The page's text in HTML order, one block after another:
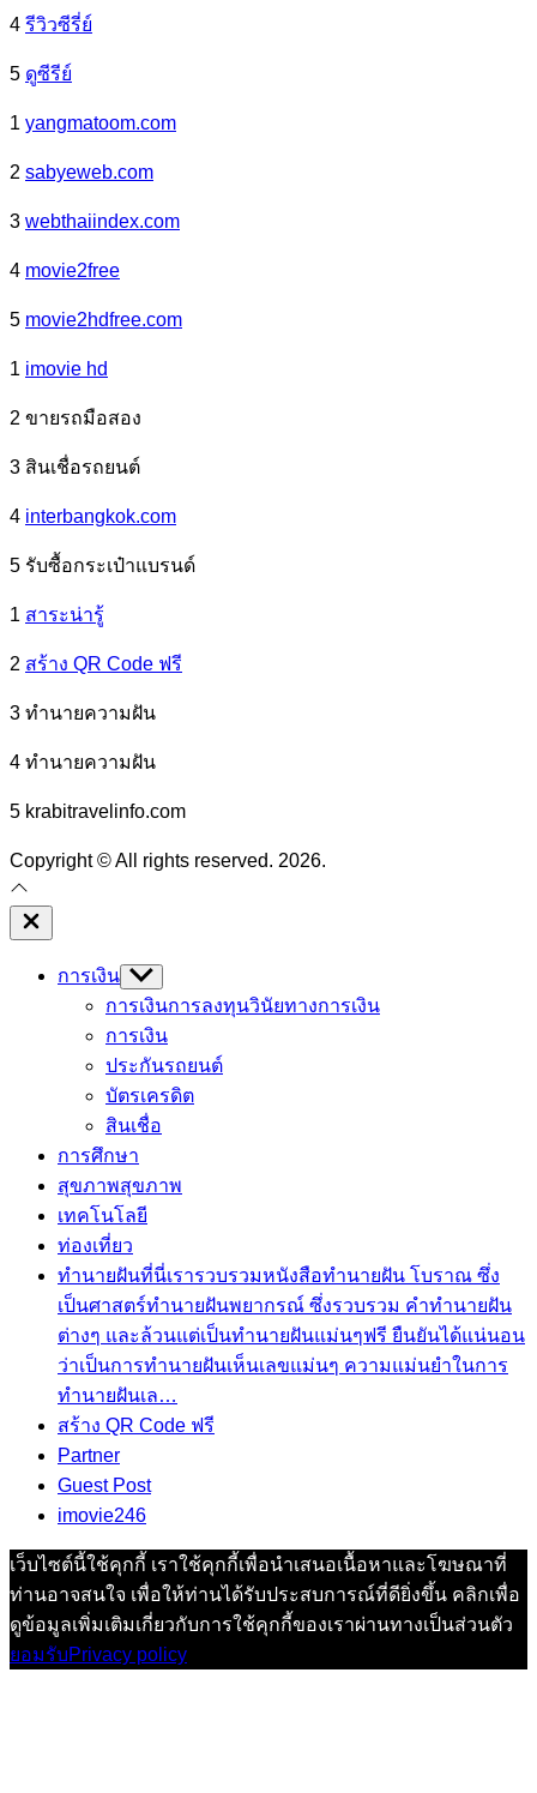
4 รีวิวซีรี่ย์
5 ดูซีรีย์
1 yangmatoom.com
2 sabyeweb.com
3 webthaiindex.com
4 movie2free
5 movie2hdfree.com
1 imovie hd
2 ขายรถมือสอง
3 สินเชื่อรถยนต์
4 interbangkok.com
5 รับซื้อกระเป๋าแบรนด์
1 สาระน่ารู้
2 สร้าง QR Code ฟรี
3 ทํานายความฝัน
4 ทํานายความฝัน
5 krabitravelinfo.com
Copyright © All rights reserved. 2026.
Close
Off
การเงิน Show
sub
menu
การเงินการลงทุนวินัยทางการเงิน
การเงิน
ประกันรถยนต์
บัตรเครดิต
สินเชื่อ
การศึกษา
สุขภาพสุขภาพ
เทคโนโลยี
ท่องเที่ยว
ทำนายฝันที่นี่เรารวบรวมหนังสือทำนายฝัน โบราณ ซึ่ง
เป็นศาสตร์ทำนายฝันพยากรณ์ ซึ่งรวบรวม คำทํานายฝัน
ต่างๆ และล้วนแต่เป็นทํานายฝันแม่นๆฟรี ยืนยันได้แน่นอน
ว่าเป็นการทำนายฝันเห็นเลขแม่นๆ ความแม่นยำในการ
ทํานายฝันเล…
สร้าง QR Code ฟรี
Partner
Guest Post
imovie246
เว็บไซต์นี้ใช้คุกกี้ เราใช้คุกกี้เพื่อนำเสนอเนื้อหาและโฆษณาที่
ท่านอาจสนใจ เพื่อให้ท่านได้รับประสบการณ์ที่ดียิ่งขึ้น คลิกเพื่อ
ดูข้อมูลเพิ่มเติมเกี่ยวกับการใช้คุกกี้ของเราผ่านทางเป็นส่วนตัว
ยอมรับPrivacy policy